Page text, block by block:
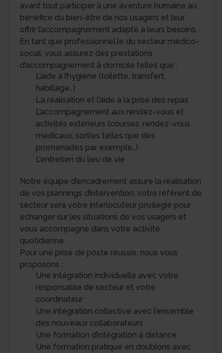
avant tout participer à une aventure humaine au
bénéfice du bien-être de nos usagers et leur
offrir l’accompagnement adapté à leurs besoins.
En tant que professionnel.le du secteur médico-
social, vous assurez des prestations
d’accompagnement à domicile telles que :
L’aide à l’hygiène (toilette, transfert,
habillage…)
La réalisation et l’aide à la prise des repas
L’accompagnement aux rendez-vous et
activités extérieurs (courses, rendez-vous
médicaux, sorties telles que des
promenades par exemple…)
L’entretien du lieu de vie
Notre équipe d’encadrement assure la réalisation
de vos plannings d’intervention, votre référent de
secteur sera votre interlocuteur privilégié pour
échanger sur les situations de vos usagers et
vous accompagne dans votre activité
quotidienne.
Pour une prise de poste réussie, nous vous
proposons :
Une intégration individuelle avec votre
responsable de secteur et votre
coordinateur
Une intégration collective avec l’ensemble
des nouveaux collaborateurs
Une formation d’intégration à distance
Une formation pratique en doublons avec